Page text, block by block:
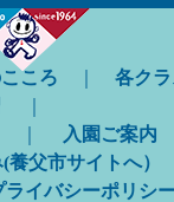
ころ
各ク
入園ご案内
養父市サイトへ）
ライバシーポリシ